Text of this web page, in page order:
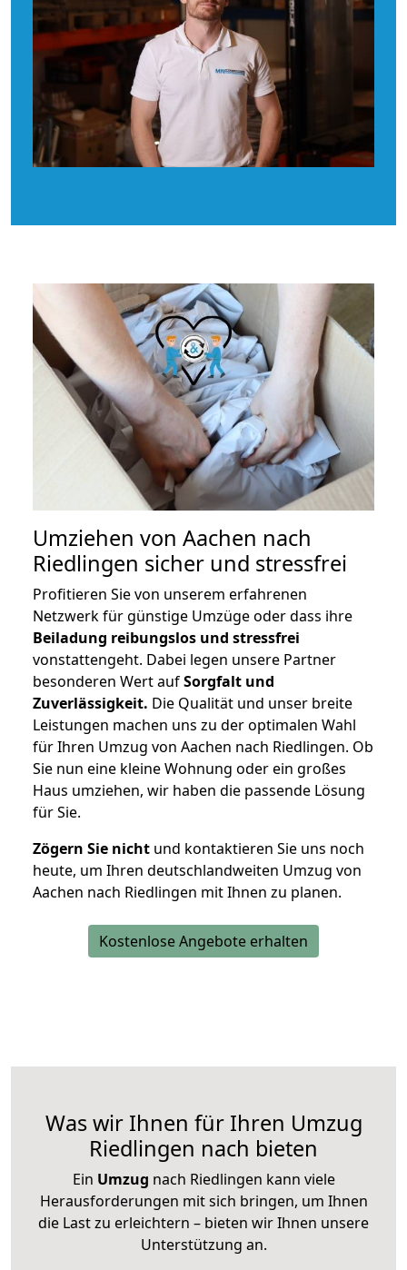
Umziehen von Aachen nach
Riedlingen sicher und stressfrei
Profitieren Sie von unserem erfahrenen
Netzwerk für günstige Umzüge oder dass ihre
Beiladung reibungslos und stressfrei
vonstattengeht. Dabei legen unsere Partner
besonderen Wert aufSorgfalt und
Zuverlässigkeit. Die Qualität und unser breite
Leistungen machen uns zu der optimalen Wahl
für Ihren Umzug von Aachen nach Riedlingen. Ob
Sie nun eine kleine Wohnung oder ein großes
Haus umziehen, wir haben die passende Lösung
für Sie.
Zögern Sie nicht und kontaktieren Sie uns noch
heute, um Ihren deutschlandweiten Umzug von
Aachen nach Riedlingen mit Ihnen zu planen.
Kostenlose Angebote erhalten
Was wir Ihnen für Ihren Umzug
Riedlingen nach bieten
Ein Umzug nach Riedlingen kann viele
Herausforderungen mit sich bringen, um Ihnen
die Last zu erleichtern – bieten wir Ihnen unsere
Unterstützung an.